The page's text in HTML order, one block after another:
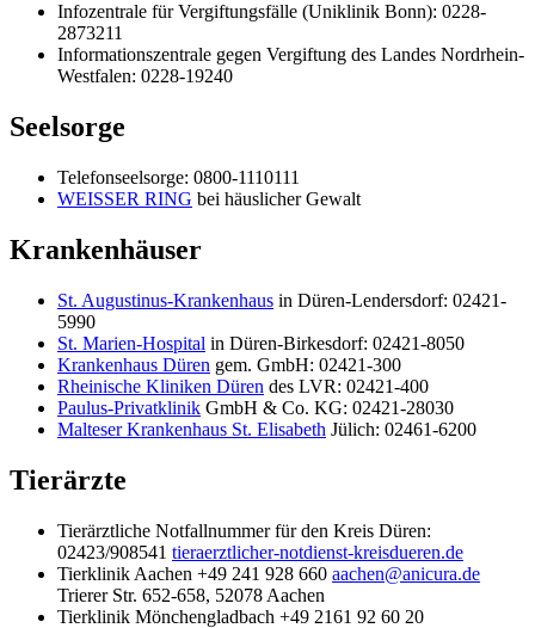
Infozentrale für Vergiftungsfälle (Uniklinik Bonn): 0228-
2873211
Informationszentrale gegen Vergiftung des Landes Nordrhein-
Westfalen: 0228-19240
Seelsorge
Telefonseelsorge: 0800-1110111
WEISSER RING bei häuslicher Gewalt
Krankenhäuser
St. Augustinus-Krankenhaus in Düren-Lendersdorf: 02421-
5990
St. Marien-Hospital in Düren-Birkesdorf: 02421-8050
Krankenhaus Düren gem. GmbH: 02421-300
Rheinische Kliniken Düren des LVR: 02421-400
Paulus-Privatklinik GmbH & Co. KG: 02421-28030
Malteser Krankenhaus St. Elisabeth Jülich: 02461-6200
Tierärzte
Tierärztliche Notfallnummer für den Kreis Düren:
02423/908541 tieraerztlicher-notdienst-kreisdueren.de
Tierklinik Aachen +49 241 928 660 aachen@anicura.de
Trierer Str. 652-658, 52078 Aachen
Tierklinik Mönchengladbach +49 2161 92 60 20